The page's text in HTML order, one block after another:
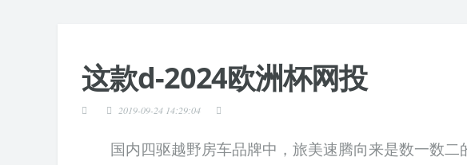
这款d-2024欧洲杯网投
2019-09-24 14:29:04
国内四驱越野房车品牌中，旅美速腾向来是数一数二